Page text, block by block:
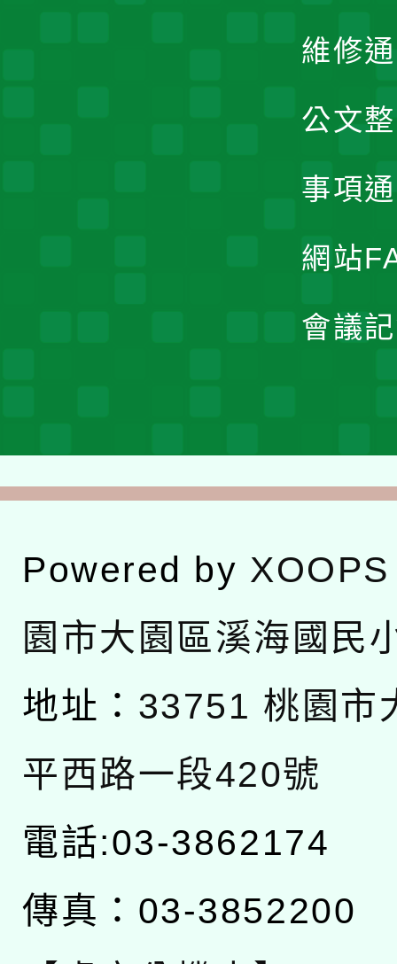
維修
公文
事項
網站
會議
Powered by XOOPS
園市大園區溪海國民
地址： 33751 桃園市
平西路一段420號
電話:03-3862174
傳真：03-3852200